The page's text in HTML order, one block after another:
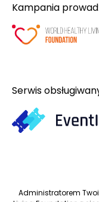
Kampania
Serwis
Administratorem